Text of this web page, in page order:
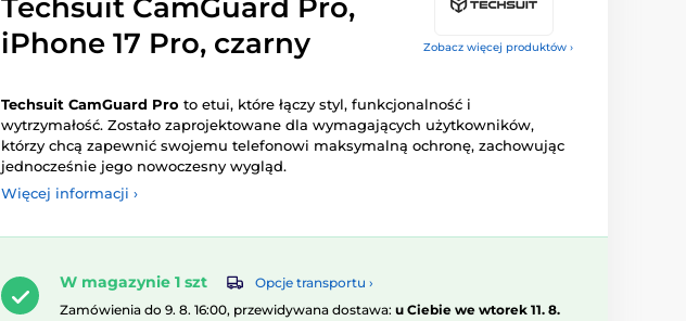
Zobacz więcej produktów ›
Techsuit CamGuard Pro,
iPhone 17 Pro, czarny
Techsuit CamGuard Pro to etui, które łączy styl, funkcjonalność i
wytrzymałość. Zostało zaprojektowane dla wymagających użytkowników,
którzy chcą zapewnić swojemu telefonowi maksymalną ochronę, zachowując
jednocześnie jego nowoczesny wygląd.
Więcej informacji ›
W magazynie 1 szt
Opcje transportu ›
Zamówienia do 9. 8. 16:00, przewidywana dostawa: u Ciebie we wtorek 11. 8.